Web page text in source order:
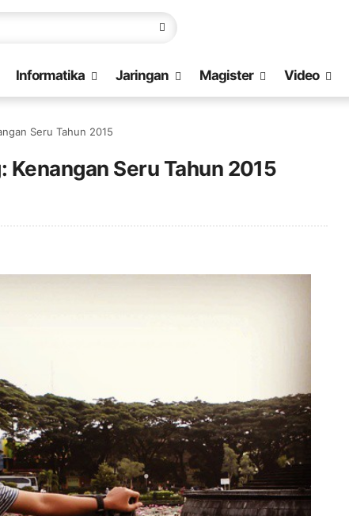
Informatika Jaringan Magister Video
Seru Tahun 2015
Seru Tahun 2015